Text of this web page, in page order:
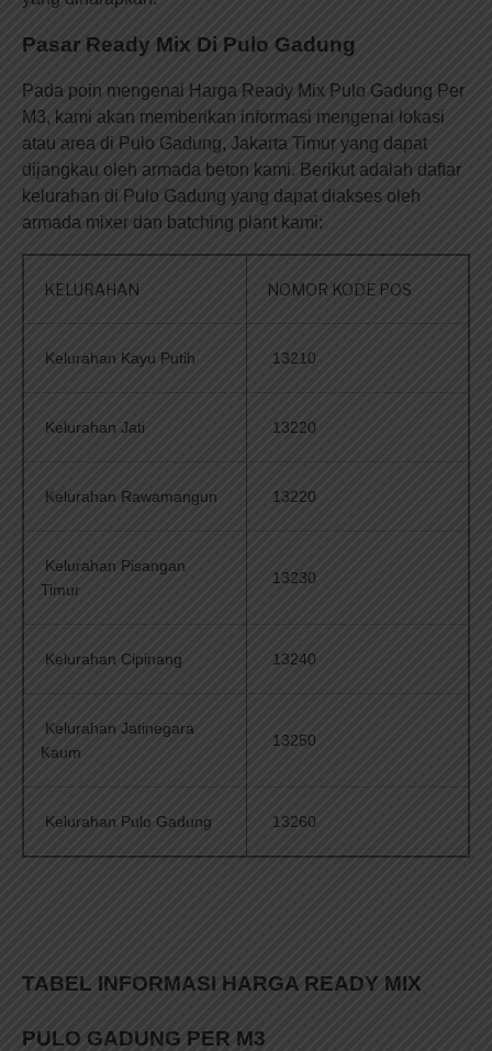
Pasar Ready Mix Di Pulo Gadung
Pada poin mengenai Harga Ready Mix Pulo Gadung Per
M3, kami akan memberikan informasi mengenai lokasi
atau area di Pulo Gadung, Jakarta Timur yang dapat
dijangkau oleh armada beton kami. Berikut adalah daftar
kelurahan di Pulo Gadung yang dapat diakses oleh
armada mixer dan batching plant kami:
KELURAHAN NOMOR KODE POS
Kelurahan Kayu Putih 13210
Kelurahan Jati 13220
Kelurahan Rawamangun 13220
Kelurahan Pisangan
Timur
13230
Kelurahan Cipinang 13240
Kelurahan Jatinegara
Kaum
13250
Kelurahan Pulo Gadung 13260
TABEL INFORMASI HARGA READY MIX
PULO GADUNG PER M3